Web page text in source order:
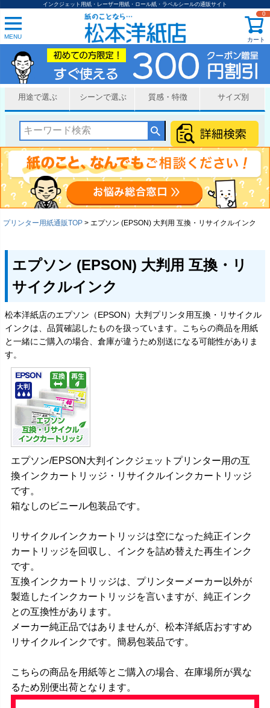
インクジェット用紙・レーザー用紙・ロール紙・ラベルシールの通販サイト
MENU カート
0
用途で選ぶ シーンで選ぶ 質感・特徴 サイズ別
プリンター用紙通販TOP エプソン (EPSON) 大判用 互換・リサイクルインク
エプソン (EPSON) 大判用 互換・リ
サイクルインク
松本洋紙店のエプソン（EPSON）大判プリンタ用互換・リサイクル
インクは、品質確認したものを扱っています。こちらの商品を用紙
と一緒にご購入の場合、倉庫が違うため別送になる可能性がありま
す。
エプソン/EPSON大判インクジェットプリンター用の互
換インクカートリッジ・リサイクルインクカートリッジ
です。
箱なしのビニール包装品です。
リサイクルインクカートリッジは空になった純正インク
カートリッジを回収し、インクを詰め替えた再生インク
です。
互換インクカートリッジは、プリンターメーカー以外が
製造したインクカートリッジを言いますが、純正インク
との互換性があります。
メーカー純正品ではありませんが、松本洋紙店おすすめ
リサイクルインクです。簡易包装品です。
こちらの商品を用紙等とご購入の場合、在庫場所が異な
るため別便出荷となります。